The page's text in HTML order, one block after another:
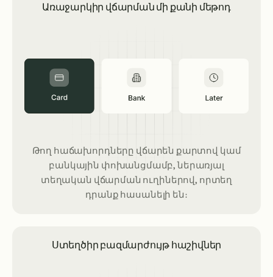
Առաջարկիր վճարման մի քանի մեթոդ
Թող հաճախորդները վճարեն քարտով կամ
բանկային փոխանցմամբ, ներառյալ
տեղական վճարման ուղիներով, որտեղ
դրանք հասանելի են։
Ստեղծիր բազմարժույթ հաշիվներ